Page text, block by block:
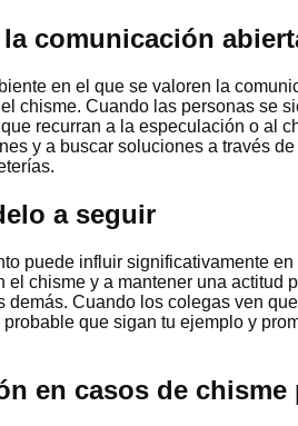
comunicación
en el que se valoren la
chisme. Cuando las personas se
recurran a la especulación o al
y a buscar soluciones a través
a seguir
puede influir significativamente
el chisme y a mantener una actitud
demás. Cuando los colegas ven
que sigan tu ejemplo y
en casos de chisme